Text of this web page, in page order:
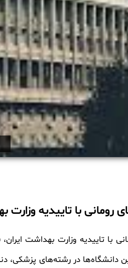
رومانی با تاییدیه وزارت
با تاییدیه وزارت بهداشت
دانشگاه‌ها در رشته‌های پزشکی،